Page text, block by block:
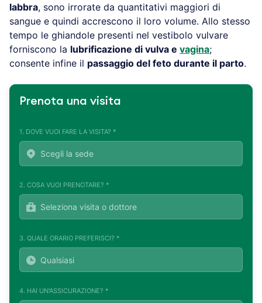
labbra, sono irrorate da quantitativi maggiori di
sangue e quindi accrescono il loro volume. Allo stesso
tempo le ghiandole presenti nel vestibolo vulvare
forniscono la lubrificazione di vulva e vagina;
consente infine il passaggio del feto durante il parto.
Prenota una visita
1. DOVE VUOI FARE LA VISITA? *
2. COSA VUOI PRENOTARE? *
3. QUALE ORARIO PREFERISCI? *
4. HAI UN'ASSICURAZIONE? *